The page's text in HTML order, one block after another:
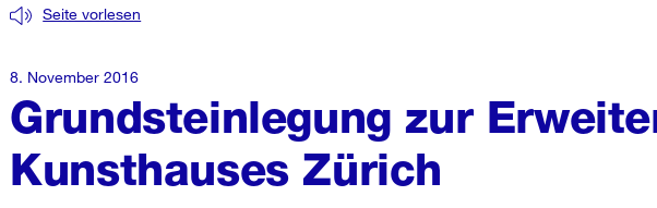
Grundsteinlegung zur
Kunsthauses Zürich
Seite vorlesen
8. November 2016